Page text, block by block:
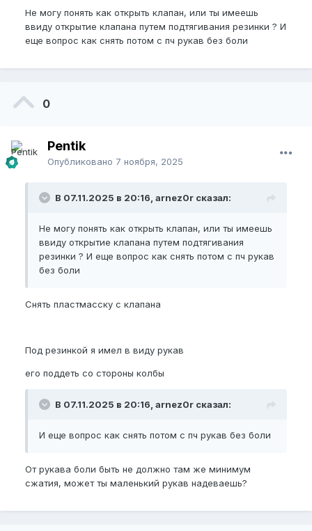
Не могу понять как открыть клапан, или ты имеешь
ввиду открытие клапана путем подтягивания резинки ? И
еще вопрос как снять потом с пч рукав без боли
0
Pentik
Опубликовано 7 ноября, 2025
В 07.11.2025 в 20:16, arnez0r сказал:
Не могу понять как открыть клапан, или ты имеешь
ввиду открытие клапана путем подтягивания
резинки ? И еще вопрос как снять потом с пч рукав
без боли
Снять пластмасску с клапана
Под резинкой я имел в виду рукав
его поддеть со стороны колбы
В 07.11.2025 в 20:16, arnez0r сказал:
И еще вопрос как снять потом с пч рукав без боли
От рукава боли быть не должно там же минимум
сжатия, может ты маленький рукав надеваешь?